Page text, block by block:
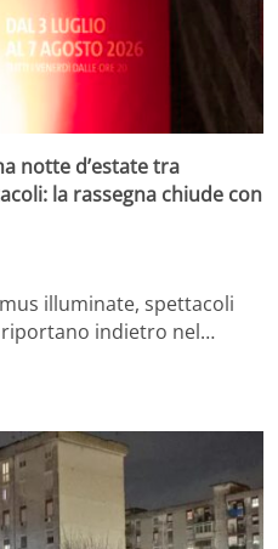
notte d’estate tra
la rassegna chiude con
illuminate, spettacoli
indietro nel…